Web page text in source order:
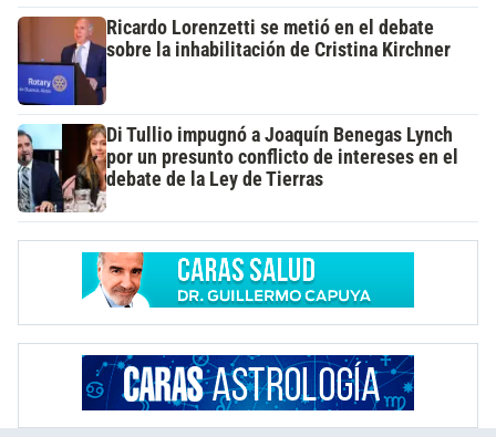
Ricardo Lorenzetti se metió en el debate
sobre la inhabilitación de Cristina Kirchner
Di Tullio impugnó a Joaquín Benegas Lynch
por un presunto conflicto de intereses en el
debate de la Ley de Tierras